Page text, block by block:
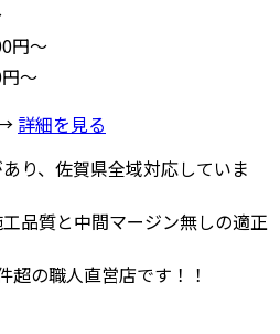
円～
～
詳細を見る
り、佐賀県全域対応していま
品質と中間マージン無しの適正
の職人直営店です！！